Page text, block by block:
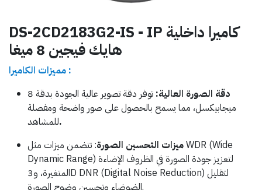
DS-2CD2183G2-IS - IP كاميرا داخلية
هايك فيجين 8 ميغا
مميزات الكاميرا :
دقة الصورة العالية:
توفر دقة تصوير عالية الجودة بدقة 8
ميجابيكسل، مما يسمح بالحصول على صور واضحة ومفصلة
للمشاهد.
ميزات التحسين الصورة: تتضمن ميزات مثل WDR (Wide
Dynamic Range) لتعزيز جودة الصورة في الظروف الإضاءة
المتغيرة، و3D DNR (Digital Noise Reduction) لتقليل
الضوضاء وتحسين وضوح الصورة.